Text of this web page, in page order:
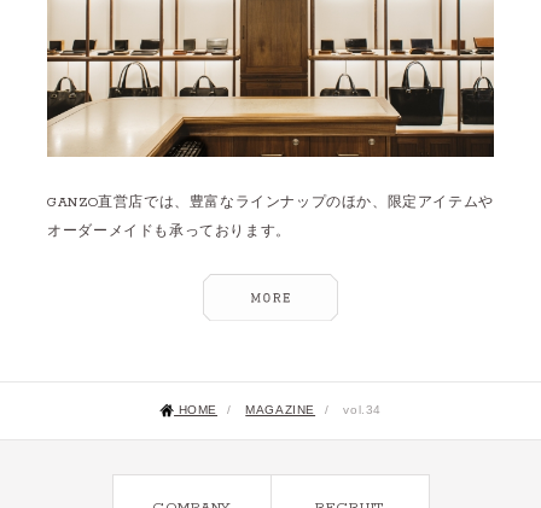
GANZO直営店では、豊富なラインナップのほか、限定アイテムや
オーダーメイドも承っております。
HOME / MAGAZINE / vol.34